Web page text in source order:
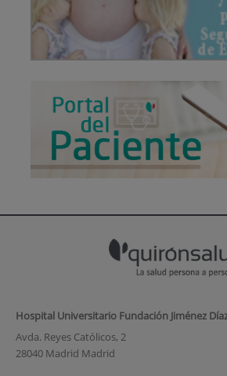
Hospital Universitario Fundación Jiménez
Avda. Reyes Católicos, 2
28040 Madrid Madrid